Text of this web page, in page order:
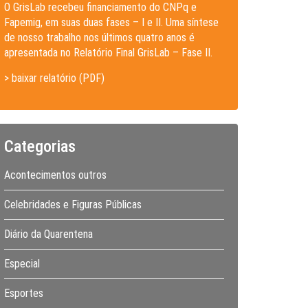
O GrisLab recebeu financiamento do CNPq e
Fapemig, em suas duas fases – I e II. Uma síntese
de nosso trabalho nos últimos quatro anos é
apresentada no Relatório Final GrisLab – Fase II.
> baixar relatório (PDF)
Categorias
Acontecimentos outros
Celebridades e Figuras Públicas
Diário da Quarentena
Especial
Esportes